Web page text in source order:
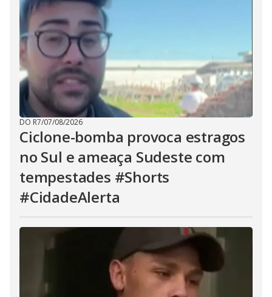
DO R7/07/08/2026
Ciclone-bomba provoca estragos
no Sul e ameaça Sudeste com
tempestades #Shorts
#CidadeAlerta